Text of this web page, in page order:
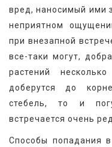
вред, наносимый ими
неприятном
при внезапной
все-таки могут,
растений
доберутся до
стебель, то и
встречается очень
Способы попадания